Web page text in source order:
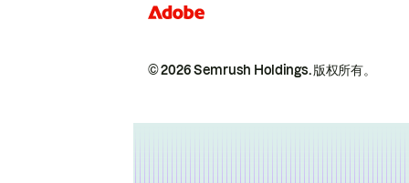
© 2026 Semrush Holdings.版权所有。